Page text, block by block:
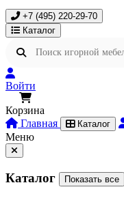
+7 (495) 220-29-70
Каталог
Войти
Корзина
Главная
Каталог
Меню
Каталог Показать все